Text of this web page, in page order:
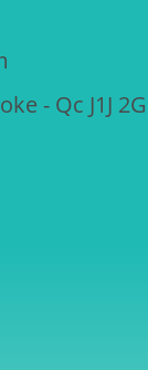
- Qc J1J